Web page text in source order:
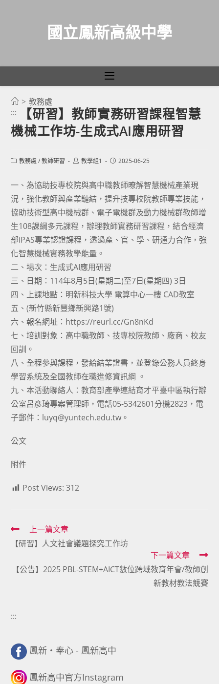
國立鳳新高級中學
> 教務處
:::
【研習】教師實務研習課程智慧
機械工作坊-生成式AI應用研習
Post教務處 / 教師研習
Post教學組1
Post2025-06-25
一、為協助技專校院與高中職教師暸解智慧機械產業現
況，強化教師與產業鏈結，提升技專校院教師專業技能，
協助技術型高中機械群、電子電機群及動力機械群教師增
生108課綱多元課程，辦理教師實務研習課程，結合經濟
部iPAS專業認證課程，透過產、官、學、研通力合作，強
化智慧機械實務教學能量。
二、場次：生成式AI應用研習
三、日期：114年8月5日(星期二)至7日(星期四) 3日
四、上課地點：明新科技大學 電算中心一樓 CAD教室
五、(新竹縣新豐鄉新興路1號)
六、報名網址：https://reurl.cc/Gn8nKd
七、培訓對象：高中職教師、技專校院教師、廠商、校友
回訓。
八、全程參與課程，發給結業證書，並登錄公務人員終身
學習系統及全國教師在職進修資訊綱 。
九、本活動聯絡人：教育部產學連結育才平臺中區執行辦
公室呂彥琦專案管理師，電話05-5342601分機2823，電
子郵件：luyq@yuntech.edu.tw。
公文
附件
Post Views: 312
Read
more
articles
上一篇文章
【研習】人文社會議題探究工作坊
下一篇文章
【公告】2025 PBL-STEM+AICT數位跨域教育年會/教師創
新教材教法競賽
:::
鳳新・奉心 - 鳳新高中
鳳新高中官方Instagram